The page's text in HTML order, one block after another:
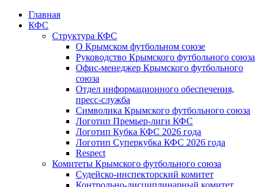
Главная
КФС
Структура КФС
О Крымском футбольном союзе
Руководство Крымского футбольного союза
Офис-менеджер Крымского футбольного
союза
Отдел информационного обеспечения,
пресс-служба
Символика Крымского футбольного союза
Логотип Премьер-лиги КФС
Логотип Кубка КФС 2026 года
Логотип Суперкубка КФС 2026 года
Respect
Комитеты Крымского футбольного союза
Судейско-инспекторский комитет
Контрольно-дисциплинарный комитет